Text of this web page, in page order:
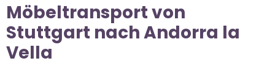
Möbeltransport von
Stuttgart nach Andorra la
Vella